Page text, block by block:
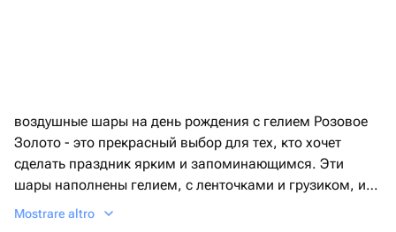
воздушные шары на день рождения с гелием Розовое
Золото - это прекрасный выбор для тех, кто хочет
сделать праздник ярким и запоминающимся. Эти
шары наполнены гелием, с ленточками и грузиком, и
уже готовы к использованию.
Mostrare altro